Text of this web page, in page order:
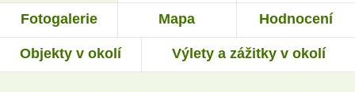
Fotogalerie Mapa Hodnocení
Objekty v okolí Výlety a zážitky v okolí